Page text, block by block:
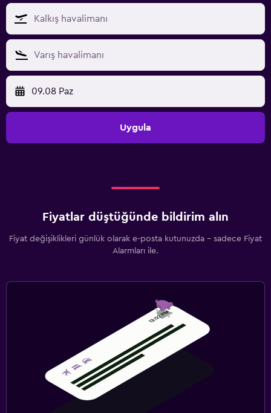
09.08 Paz
Uygula
Fiyatlar düştüğünde bildirim alın
Fiyat değişiklikleri günlük olarak e-posta kutunuzda - sadece Fiyat
Alarmları ile.